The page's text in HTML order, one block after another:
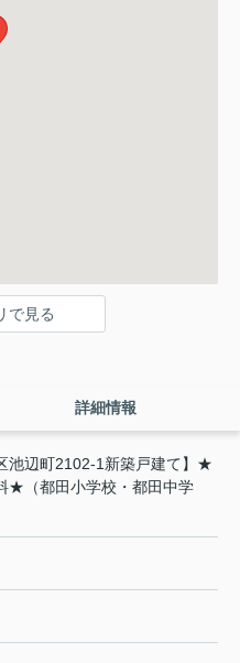
で見る
詳細情報
池辺町2102-1新築戸建て】★
★（都田小学校・都田中学